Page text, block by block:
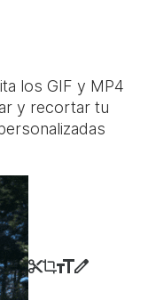
los GIF y MP4
y recortar tu